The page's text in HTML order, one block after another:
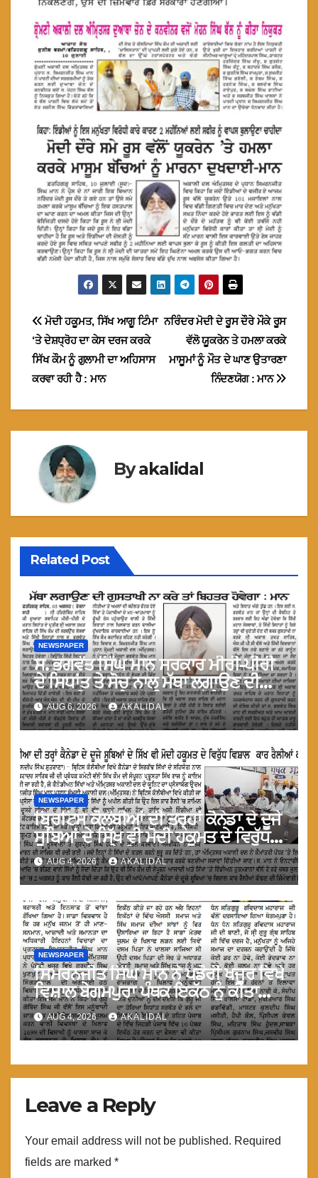
Post
navigation
ਨਰਿੰਦਰ ਮੋਦੀ ਦੇ ਰੂਸ ਦੌਰੇ ਮੌਕੇ ਰੂਸ
ਵੱਲੋ ਯੂਕਰੇਨ ਤੇ ਹਮਲਾ ਕਰਕੇ
ਮਾਸੂਮਾਂ ਨੂੰ ਮੌਤ ਦੇ ਘਾਣ ਉਤਾਰਣਾ
ਨਿੰਦਣਯੋਗ : ਮਾਨ
ਮੋਦੀ ਹਕੂਮਤ, ਸਿੱਖ ਆਗੂ ਟਿੰਮਾ
‘ਤੇ ਦੇਸ਼ਧ੍ਰੋਹ ਦਾ ਕੇਸ ਦਰਜ ਕਰਕੇ
ਸਿੱਖ ਕੌਮ ਨੂੰ ਗੁਲਾਮੀ ਦਾ ਅਹਿਸਾਸ
ਕਰਵਾ ਰਹੀ ਹੈ : ਮਾਨ
Byakalidal
Related Post
NEWSPAPER
ਸ. ਭਗਵੰਤ ਸਿੰਘ ਮਾਨ ਸਰਕਾਰ ਮੀਰੀ-ਪੀਰੀ
ਦੇ ਸਿਧਾਂਤ ਤੇ ਸੋਚ ਨਾਲ ਮੱਥਾ ਲਗਾਉਣ ਦੀ
ਗੁਸਤਾਖੀ ਨਾ ਕਰੇ ਤਾਂ ਬਿਹਤਰ ਹੋਵੇਗਾ : ਮਾਨ
AUG 6, 2026 AKALIDAL
NEWSPAPER
ਬ੍ਰਿਟਿਸ ਕੋਲੰਬੀਆਂ ਦੀ ਤਰ੍ਹਾਂ ਕੈਨੇਡਾ ਦੇ ਦੂਜੇ
ਸੂਬਿਆਂ ਦੇ ਸਿੱਖ ਵੀ ਮੋਦੀ ਹਕੂਮਤ ਦੇ ਵਿਰੁੱਧ
ਵਿਸ਼ਾਲ ਕਾਰ ਰੈਲੀਆ ਕਰਨ : ਮਾਨ
AUG 4, 2026 AKALIDAL
NEWSPAPER
ਸਿਮਰਨਜੀਤ ਸਿੰਘ ਮਾਨ ਨੇ ਪਡੋਰੀ ਖਜੂਰ ਵਿਖੇ
ਵਿਸ਼ਾਲ ਬੇਗਮਪੁਰਾ ਪੰਥਕ ਇਕੱਠ ਨੂੰ ਕੀਤਾ
ਸੁਬੋਧਨ
AUG 4, 2026 AKALIDAL
Leave a Reply
Your email address will not be published. Required
fields are marked *